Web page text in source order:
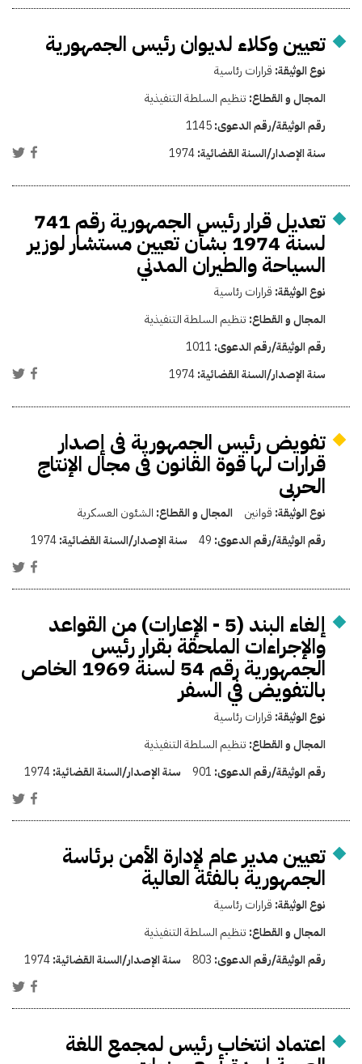
تعيين وكلاء لديوان رئيس الجمهورية
نوع الوثيقة: قرارات رئاسية
المجال و القطاع: تنظيم السلطة التنفيذية
رقم الوثيقة/رقم الدعوى:1145
سنة الإصدار/السنة القضائية:1974
تعديل قرار رئيس الجمهورية رقم 741
لسنة 1974 بشأن تعيين مستشار لوزير
السياحة والطيران المدني
نوع الوثيقة: قرارات رئاسية
المجال و القطاع: تنظيم السلطة التنفيذية
رقم الوثيقة/رقم الدعوى: 1011
سنة الإصدار/السنة القضائية:1974
تفويض رئيس الجمهورية فى إصدار
قرارات لها قوة القانون فى مجال الإنتاج
الحربى
نوع الوثيقة: قوانين المجال و القطاع: الشئون العسكرية
رقم الوثيقة/رقم الدعوى: 49 سنة الإصدار/السنة القضائية:1974
إلغاء البند (5 - الإعارات) من القواعد
والإجراءات الملحقة بقرار رئيس
الجمهورية رقم 54 لسنة 1969 الخاص
بالتفويض في السفر
نوع الوثيقة: قرارات رئاسية
المجال و القطاع: تنظيم السلطة التنفيذية
رقم الوثيقة/رقم الدعوى: 901 سنة الإصدار/السنة القضائية:1974
تعيين مدير عام لإدارة الأمن برئاسة
الجمهورية بالفئة العالية
نوع الوثيقة: قرارات رئاسية
المجال و القطاع: تنظيم السلطة التنفيذية
رقم الوثيقة/رقم الدعوى: 803 سنة الإصدار/السنة القضائية:1974
اعتماد انتخاب رئيس لمجمع اللغة